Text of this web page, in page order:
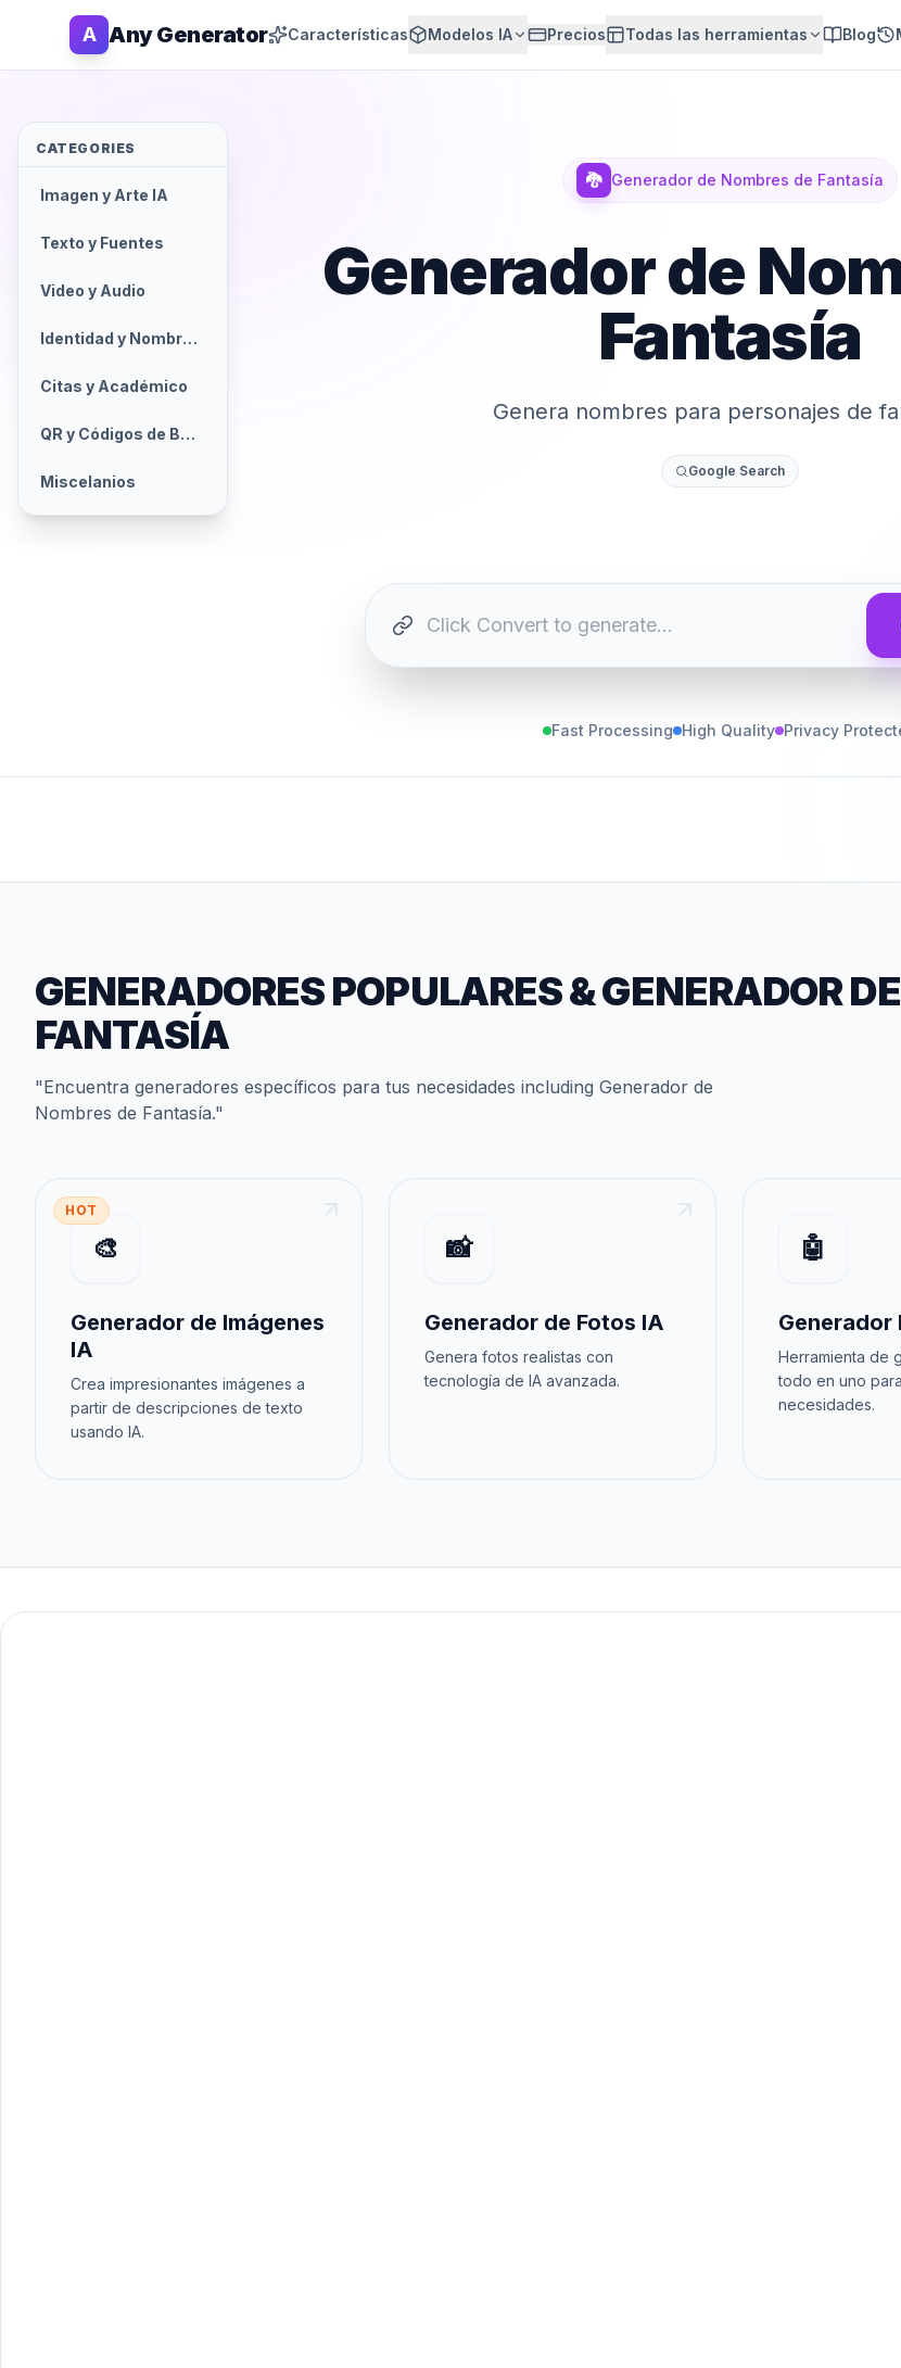
A Any Generator Características Modelos IA Precios Todas las herramientas Blog
🐉 Generador de Nombres de Fantasía
Generador de
Fantasía
Genera nombres para personajes de
Google Search
Fast Processing High Quality Privacy
GENERADORES POPULARES&GENERADOR
FANTASÍA
"Encuentra generadores específicos para tus necesidades including Generador de
Nombres de Fantasía."
HOT
🎨
Generador de Imágenes
IA
Crea impresionantes imágenes a
partir de descripciones de texto
usando IA.
📸
Generador de Fotos IA
Genera fotos realistas con
tecnología de IA avanzada.
🤖
Generador
Herramienta de
todo en uno
necesidades.
CATEGORIES
Imagen y Arte IA
Texto y Fuentes
Video y Audio
Identidad y Nombres
Citas y Académico
QR y Códigos de Barras
Miscelanios